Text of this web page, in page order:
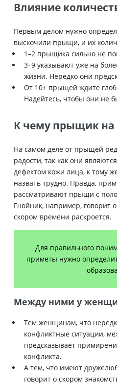
Влияние
Первым делом нужно
выскочили прыщи, и их
1–2 прыщика сильно не
3–9 указывают уже на
жизни. Нередко они
От 10+ прыщей ждите
Надейтесь, чтобы они не
К чему прыщик на
На самом деле от прыщей
радости, так как они
дефектом кожи лица, к тому
назвать трудно. Правда,
рассматривают прыщи с
Гнойник, например, говорит
скором времени раскроется.
Для правильного
приметы нужно
Между ними у
Тем женщинам, что
конфликтные ситуации,
предсказывает
конфликта.
А тем, что имеют
говорит о скором